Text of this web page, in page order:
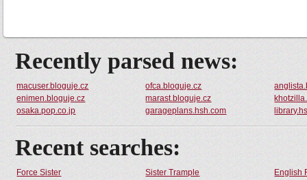
Recently parsed news:
macuser.bloguje.cz ofca.bloguje.cz
enimen.bloguje.cz
marast.bloguje.cz
osaka.pop.co.jp
garageplans.hsh.com
Recent searches:
Force Sister Sister Trample English